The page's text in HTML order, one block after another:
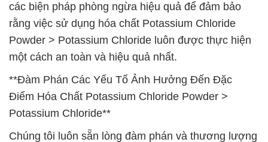
các biện pháp phòng ngừa hiệu quả để đảm bảo
rằng việc sử dụng hóa chất Potassium Chloride
Powder > Potassium Chloride luôn được thực hiện
một cách an toàn và hiệu quả nhất.
**Đàm Phán Các Yếu Tố Ảnh Hưởng Đến Đặc
Điểm Hóa Chất Potassium Chloride Powder >
Potassium Chloride**
Chúng tôi luôn sẵn lòng đàm phán và thương lượng